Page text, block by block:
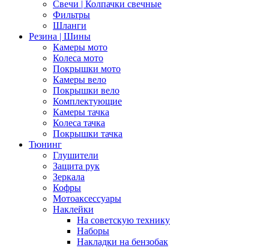
Свечи | Колпачки свечные
Фильтры
Шланги
Резина | Шины
Камеры мото
Колеса мото
Покрышки мото
Камеры вело
Покрышки вело
Комплектующие
Камеры тачка
Колеса тачка
Покрышки тачка
Тюнинг
Глушители
Защита рук
Зеркала
Кофры
Мотоаксессуары
Наклейки
На советскую технику
Наборы
Накладки на бензобак